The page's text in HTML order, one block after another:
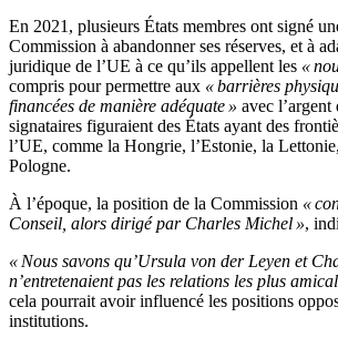
En 2021, plusieurs États membres ont signé
Commission à abandonner ses réserves, et à
juridique de l’UE à ce qu’ils appellent les «
compris pour permettre aux « barrières
financées de manière adéquate » avec
signataires figuraient des États ayant des
l’UE, comme la Hongrie, l’Estonie, la
Pologne.
À l’époque, la position de la Commission «
Conseil, alors dirigé par Charles Michel »,
« Nous savons qu’Ursula von der Leyen et
n’entretenaient pas les relations les plus
cela pourrait avoir influencé les positions
institutions.